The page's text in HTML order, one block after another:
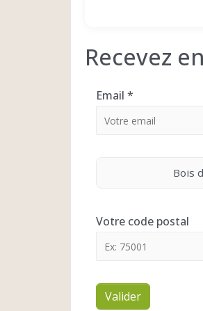
Recevez
Email *
Bois
Votre code postal
Valider